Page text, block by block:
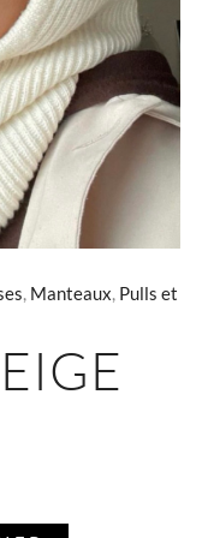
, Manteaux, Pulls et